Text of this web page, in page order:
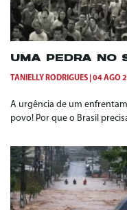
UMA PEDRA NO
TANIELLY RODRIGUES 04 AGO
A urgência de um
povo! Por que o Brasil